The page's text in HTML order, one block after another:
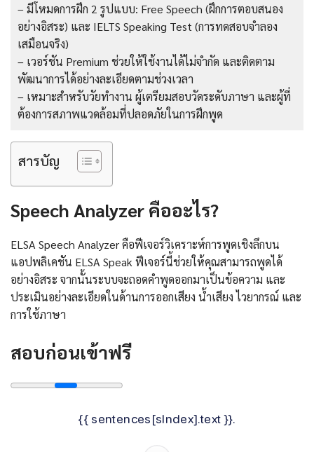
– มีโหมดการฝึก 2 รูปแบบ: Free Speech (ฝึกการตอบสนอง
อย่างอิสระ) และ IELTS Speaking Test (การทดสอบจำลอง
เสมือนจริง)
– เวอร์ชัน Premium ช่วยให้ใช้งานได้ไม่จำกัด และติดตาม
พัฒนาการได้อย่างละเอียดตามช่วงเวลา
– เหมาะสำหรับวัยทำงาน ผู้เตรียมสอบวัดระดับภาษา และผู้ที่
ต้องการสภาพแวดล้อมที่ปลอดภัยในการฝึกพูด
สารบัญ
Speech Analyzer คืออะไร?
ELSA Speech Analyzer คือฟีเจอร์วิเคราะห์การพูดเชิงลึกบน
แอปพลิเคชัน ELSA Speak ฟีเจอร์นี้ช่วยให้คุณสามารถพูดได้
อย่างอิสระ จากนั้นระบบจะถอดคำพูดออกมาเป็นข้อความ และ
ประเมินอย่างละเอียดในด้านการออกเสียง น้ำเสียง ไวยากรณ์ และ
การใช้ภาษา
สอบก่อนเข้าฟรี
{{ sentences[sIndex].text }}.